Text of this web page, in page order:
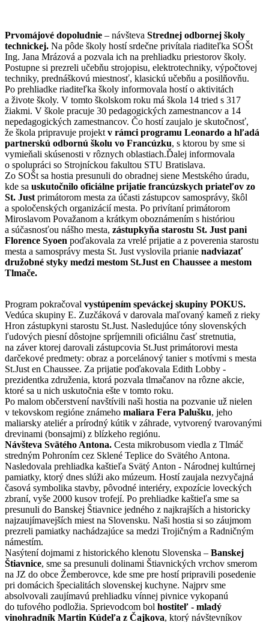
Prvomájové dopoludnie – návšteva Strednej odbornej školy
technickej. Na pôde školy hostí srdečne privítala riaditeľka SOŠt
Ing. Jana Mrázová a pozvala ich na prehliadku priestorov školy.
Postupne si prezreli učebňu strojopisu, elektrotechniky, výpočtovej
techniky, prednáškovú miestnosť, klasickú učebňu a posilňovňu.
Po prehliadke riaditeľka školy informovala hostí o aktivitách
a živote školy. V tomto školskom roku má škola 14 tried s 317
žiakmi. V škole pracuje 30 pedagogických zamestnancov a 14
nepedagogických zamestnancov. Čo hostí zaujalo je skutočnosť,
že škola pripravuje projekt v rámci programu Leonardo a hľadá
partnerskú odbornú školu vo Francúzku, s ktorou by sme si
vymieňali skúsenosti v rôznych oblastiach.Ďalej informovala
o spolupráci so Strojníckou fakultou STU Bratislava.
Zo SOŠt sa hostia presunuli do obradnej siene Mestského úradu,
kde sa uskutočnilo oficiálne prijatie francúzskych priateľov zo
St. Just primátorom mesta za účasti zástupcov samosprávy, škôl
a spoločenských organizácií mesta. Po privítaní primátorom
Miroslavom Považanom a krátkym oboznámením s históriou
a súčasnosťou nášho mesta, zástupkyňa starostu St. Just pani
Florence Syoen poďakovala za vrelé prijatie a z poverenia starostu
mesta a samosprávy mesta St. Just vyslovila prianie nadviazať
družobné styky medzi mestom St.Just en Chaussee a mestom
Tlmače.
Program pokračoval vystúpením speváckej skupiny POKUS.
Vedúca skupiny E. Zuzčáková v darovala maľovaný kameň z rieky
Hron zástupkyni starostu St.Just. Nasledujúce tóny slovenských
ľudových piesní dôstojne spríjemnili oficiálnu časť stretnutia,
na záver ktorej darovali zástupcovia St.Just primátorovi mesta
darčekové predmety: obraz a porcelánový tanier s motívmi s mesta
St.Just en Chaussee. Za prijatie poďakovala Edith Lobby -
prezidentka združenia, ktorá pozvala tlmačanov na rôzne akcie,
ktoré sa u nich uskutočnia ešte v tomto roku.
Po malom občerstvení navštívili naši hostia na pozvanie už nielen
v tekovskom regióne známeho maliara Fera Palušku, jeho
maliarsky ateliér a prírodný kútik v záhrade, vytvorený tvarovanými
drevinami (bonsajmi) z blízkeho regiónu.
Návšteva Svätého Antona. Cesta mikrobusom viedla z Tlmáč
stredným Pohroním cez Sklené Teplice do Svätého Antona.
Nasledovala prehliadka kaštieľa Svätý Anton - Národnej kultúrnej
pamiatky, ktorý dnes slúži ako múzeum. Hostí zaujala nezvyčajná
časová symbolika stavby, pôvodné interiéry, expozície loveckých
zbraní, vyše 2000 kusov trofejí. Po prehliadke kaštieľa sme sa
presunuli do Banskej Štiavnice jedného z najkrajších a historicky
najzaujímavejších miest na Slovensku. Naši hostia si so záujmom
prezreli pamiatky nachádzajúce sa medzi Trojičným a Radničným
námestím.
Nasýtení dojmami z historického klenotu Slovenska – Banskej
Štiavnice, sme sa presunuli dolinami Štiavnických vrchov smerom
na JZ do obce Žemberovce, kde sme pre hostí pripravili posedenie
pri domácich špecialitách slovenskej kuchyne. Najprv sme
absolvovali zaujímavú prehliadku vínnej pivnice vykopanú
do tufového podložia. Sprievodcom bol hostiteľ - mladý
vinohradník Martin Kúdeľa z Čajkova, ktorý návštevníkov